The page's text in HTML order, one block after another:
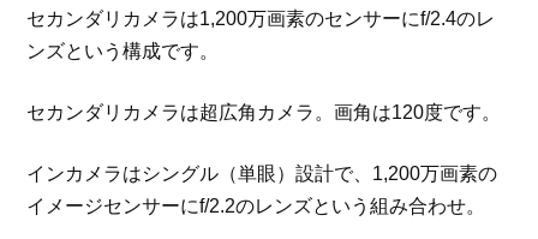
セカンダリカメラは1,200万画素のセンサーにf/2.4のレ
ンズという構成です。
セカンダリカメラは超広角カメラ。画角は120度です。
インカメラはシングル（単眼）設計で、1,200万画素の
イメージセンサーにf/2.2のレンズという組み合わせ。